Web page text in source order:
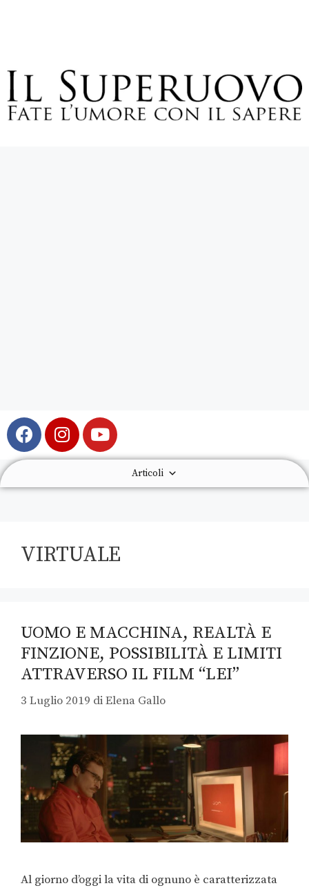
Articoli
VIRTUALE
UOMO E MACCHINA, REALTÀ E
FINZIONE, POSSIBILITÀ E LIMITI
ATTRAVERSO IL FILM “LEI”
3 Luglio 2019 diElena Gallo
Al giorno d’oggi la vita di ognuno è caratterizzata